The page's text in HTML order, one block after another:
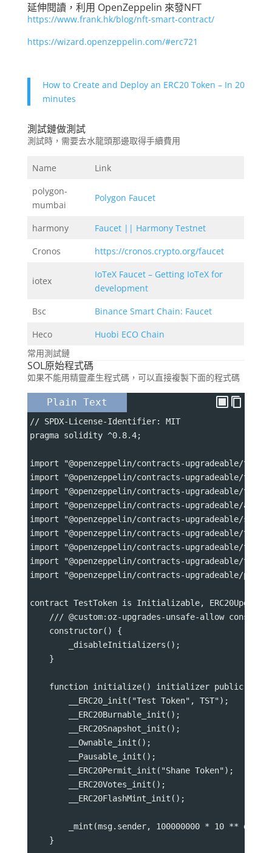
延伸閱讀，利用 OpenZeppelin 來發NFT
https://www.frank.hk/blog/nft-smart-contract/
https://wizard.openzeppelin.com/#erc721
How to Create and Deploy an ERC20 Token – In 20
minutes
測試鏈做測試
測試時，需要去水龍頭那邊取得手續費用
Name
Link
polygon-
mumbai
Polygon Faucet
harmony
Faucet || Harmony Testnet
Cronos
https://cronos.crypto.org/faucet
iotex
IoTeX Faucet – Getting IoTeX for
development
Bsc
Binance Smart Chain: Faucet
Heco
Huobi ECO Chain
常用測試鏈
SOL原始程式碼
如果不能用精靈產生程式碼，可以直接複製下面的程式碼
Plain Text
// SPDX-License-Identifier: MIT
pragma solidity ^0.8.4;
import "@openzeppelin/contracts-upgradeable/token/
import "@openzeppelin/contracts-upgradeable/
import "@openzeppelin/contracts-upgradeable/token/
import "@openzeppelin/contracts-upgradeable/
import "@openzeppelin/contracts-upgradeable/
import "@openzeppelin/contracts-upgradeable/
import "@openzeppelin/contracts-upgradeable/token/
import "@openzeppelin/contracts-upgradeable/
import "@openzeppelin/contracts-upgradeable/
contract TestToken is Initializable,
/// @custom:oz-upgrades-unsafe-allow
    constructor() {
        _disableInitializers();
    }
    function initialize() initializer public {
        __ERC20_init("Test Token", TST");
        __ERC20Burnable_init();
        __ERC20Snapshot_init();
        __Ownable_init();
        __Pausable_init();
        __ERC20Permit_init("Shane Token");
        __ERC20Votes_init();
        __ERC20FlashMint_init();
_mint(msg.sender, 100000000 * 10 **
    }